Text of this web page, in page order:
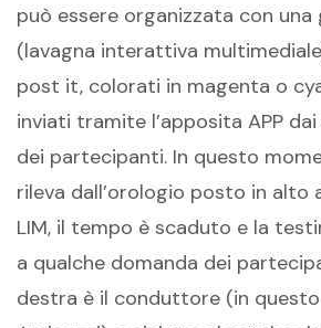
può essere organizzata con una
(lavagna interattiva
post it, colorati in magenta o
inviati tramite l’apposita APP
dei partecipanti. In questo
rileva dall’orologio posto in alto
LIM, il tempo è scaduto e la
a qualche domanda dei
destra è il conduttore (in